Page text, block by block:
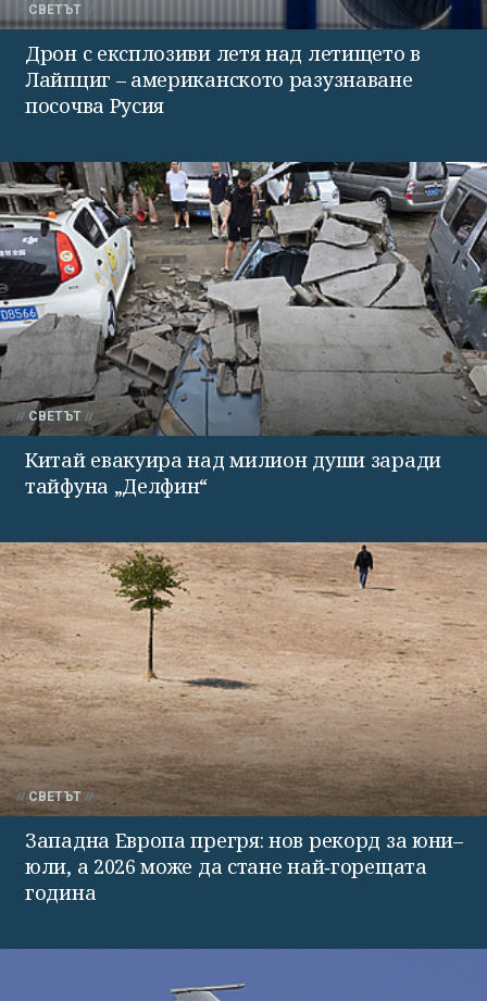
СВЕТЪТ
Дрон с експлозиви летя над летището в
Лайпциг – американското разузнаване
посочва Русия
СВЕТЪТ
Китай евакуира над милион души заради
тайфуна „Делфин“
СВЕТЪТ
Западна Европа прегря: нов рекорд за юни–
юли, а 2026 може да стане най‑горещата
година